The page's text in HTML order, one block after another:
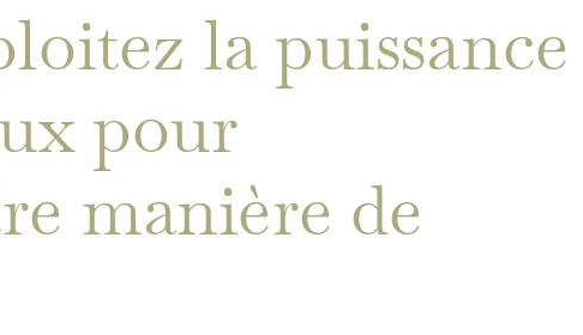
la puissance
pour
manière de